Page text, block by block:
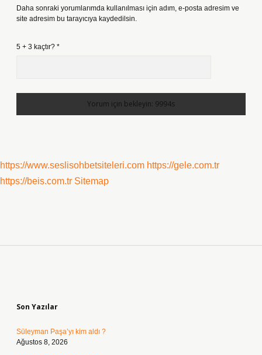
Daha sonraki yorumlarımda kullanılması için adım, e-posta adresim ve
site adresim bu tarayıcıya kaydedilsin.
5 + 3 kaçtır? *
https://www.seslisohbetsiteleri.com https://gele.com.tr
https://beis.com.tr Sitemap
Son Yazılar
Süleyman Paşa’yı kim aldı ?
Ağustos 8, 2026